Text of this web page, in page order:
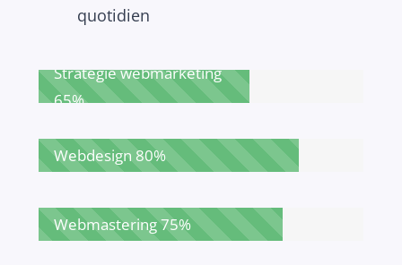
quotidien
Stratégie webmarketing
65%
Webdesign 80%
Webmastering75%